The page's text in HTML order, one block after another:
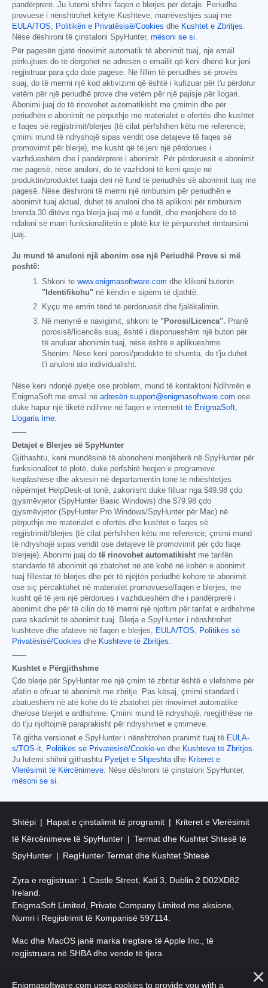
pandërprerë. Ju lutemi shihni faqen e blerjes për detaje. Periudha
provuese i nënshtrohet këtyre Kushteve, marrëveshjes suaj me
EULA/TOS, Politikën e Privatësisë/Cookies dhe Kushtet e Zbritjes.
Nëse dëshironi të çinstaloni SpyHunter, mësoni se si.
Për pagesën gjatë rinovimit automatik të abonimit tuaj, një email
përkujtues do të dërgohet në adresën e emailit që keni dhënë kur jeni
regjistruar para çdo date pagese. Në fillim të periudhës së provës
suaj, do të merrni një kod aktivizimi që është i kufizuar për t'u përdorur
vetëm për një periudhë prove dhe vetëm për një pajisje për llogari.
Abonimi juaj do të rinovohet automatikisht me çmimin dhe për
periudhën e abonimit në përputhje me materialet e ofertës dhe kushtet
e faqes së regjistrimit/blerjes (të cilat përfshihen këtu me referencë;
çmimi mund të ndryshojë sipas vendit ose detajeve të faqes së
promovimit për blerje), me kusht që të jeni një përdorues i
vazhdueshëm dhe i pandërprerë i abonimit. Për përdoruesit e abonimit
me pagesë, nëse anuloni, do të vazhdoni të keni qasje në
produktin/produktet tuaja deri në fund të periudhës së abonimit tuaj me
pagesë. Nëse dëshironi të merrni një rimbursim për periudhën e
abonimit tuaj aktual, duhet të anuloni dhe të aplikoni për rimbursim
brenda 30 ditëve nga blerja juaj më e fundit, dhe menjëherë do të
ndaloni së marri funksionalitetin e plotë kur të përpunohet rimbursimi
juaj.
Ju mund të anuloni një abonim ose një Periudhë Prove si më
poshtë:
Shkoni te www.enigmasoftware.com dhe klikoni butonin
"Identifikohu" në këndin e sipërm të djathtë.
Kyçu me emrin tënd të përdoruesit dhe fjalëkalimin.
Në menynë e navigimit, shkoni te "Porosi/Licenca". Pranë
porosisë/licencës suaj, është i disponueshëm një buton për
të anuluar abonimin tuaj, nëse është e aplikueshme.
Shënim: Nëse keni porosi/produkte të shumta, do t'ju duhet
t'i anuloni ato individualisht.
Nëse keni ndonjë pyetje ose problem, mund të kontaktoni Ndihmën e
EnigmaSoft me email në adresën support@enigmasoftware.com ose
duke hapur një tiketë ndihme në faqen e internetit të EnigmaSoft,
Llogaria Ime.
------
Detajet e Blerjes së SpyHunter
Gjithashtu, keni mundësinë të abonoheni menjëherë në SpyHunter për
funksionalitet të plotë, duke përfshirë heqjen e programeve
keqdashëse dhe aksesin në departamentin tonë të mbështetjes
nëpërmjet HelpDesk-ut tonë, zakonisht duke filluar nga $49.98 çdo
gjysmëvjetor (SpyHunter Basic Windows) dhe $79.98 çdo
gjysmëvjetor (SpyHunter Pro Windows/SpyHunter për Mac) në
përputhje me materialet e ofertës dhe kushtet e faqes së
regjistrimit/blerjes (të cilat përfshihen këtu me referencë; çmimi mund
të ndryshojë sipas vendit ose detajeve të promovimit për çdo faqe
blerjeje). Abonimi juaj do të rinovohet automatikisht me tarifën
standarde të abonimit që zbatohet në atë kohë në kohën e abonimit
tuaj fillestar të blerjes dhe për të njëjtën periudhë kohore të abonimit
ose siç përcaktohet në materialet promovuese/faqen e blerjes, me
kusht që të jeni një përdorues i vazhdueshëm dhe i pandërprerë i
abonimit dhe për të cilin do të merrni një njoftim për tarifat e ardhshme
para skadimit të abonimit tuaj. Blerja e SpyHunter i nënshtrohet
kushteve dhe afateve në faqen e blerjes, EULA/TOS, Politikës së
Privatësisë/Cookies dhe Kushteve të Zbritjes.
------
Kushtet e Përgjithshme
Çdo blerje për SpyHunter me një çmim të zbritur është e vlefshme për
afatin e ofruar të abonimit me zbritje. Pas kësaj, çmimi standard i
zbatueshëm në atë kohë do të zbatohet për rinovimet automatike
dhe/ose blerjet e ardhshme. Çmimi mund të ndryshojë, megjithëse ne
do t'ju njoftojmë paraprakisht për ndryshimet e çmimeve.
Të gjitha versionet e SpyHunter i nënshtrohen pranimit tuaj të EULA-
s/TOS-it, Politikës së Privatësisë/Cookie-ve dhe Kushteve të Zbritjes.
Ju lutemi shihni gjithashtu Pyetjet e Shpeshtadhe Kriteret e
Vlerësimit të Kërcënimeve. Nëse dëshironi të çinstaloni SpyHunter,
mësoni se si.
Shtëpi Hapat e çinstalimit të programit
Kriteret e Vlerësimit
të Kërcënimeve të SpyHunter
Termat dhe Kushtet Shtesë të
SpyHunter
RegHunter Termat dhe Kushtet Shtesë
Zyra e regjistruar: 1 Castle Street, Kati 3, Dublin 2 D02XD82
Ireland.
EnigmaSoft Limited, Private Company Limited me aksione,
Numri i Regjistrimit të Kompanisë 597114.
Mac dhe MacOS janë marka tregtare të Apple Inc., të
regjistruara në SHBA dhe vende të tjera.
. EnigmaSoft Ltd. Të gjitha të drejtat
Enigmasoftware.com uses cookies to provide you with a